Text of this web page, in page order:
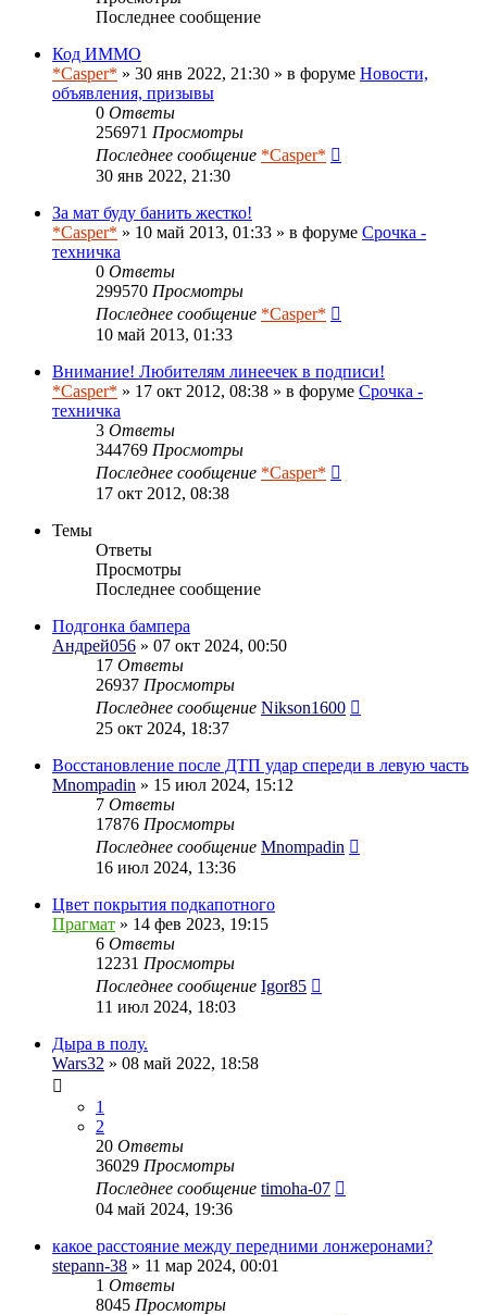
Последнее сообщение
Код ИММО
*Casper* » 30 янв 2022, 21:30 » в форуме Новости,
объявления, призывы
0 Ответы
256971 Просмотры
Последнее сообщение *Casper*
30 янв 2022, 21:30
За мат буду банить жестко!
*Casper* » 10 май 2013, 01:33 » в форуме Срочка -
техничка
0 Ответы
299570 Просмотры
Последнее сообщение *Casper*
10 май 2013, 01:33
Внимание! Любителям линеечек в подписи!
*Casper* » 17 окт 2012, 08:38 » в форуме Срочка -
техничка
3 Ответы
344769 Просмотры
Последнее сообщение *Casper*
17 окт 2012, 08:38
Темы
Ответы
Просмотры
Последнее сообщение
Подгонка бампера
Андрей056 » 07 окт 2024, 00:50
17 Ответы
26937 Просмотры
Последнее сообщение Nikson1600
25 окт 2024, 18:37
Восстановление после ДТП удар спереди в левую часть
Mnompadin » 15 июл 2024, 15:12
7 Ответы
17876 Просмотры
Последнее сообщение Mnompadin
16 июл 2024, 13:36
Цвет покрытия подкапотного
Прагмат » 14 фев 2023, 19:15
6 Ответы
12231 Просмотры
Последнее сообщение Igor85
11 июл 2024, 18:03
Дыра в полу.
Wars32 » 08 май 2022, 18:58
1
2
20 Ответы
36029 Просмотры
Последнее сообщение timoha-07
04 май 2024, 19:36
какое расстояние между передними лонжеронами?
stepann-38 » 11 мар 2024, 00:01
1 Ответы
8045 Просмотры